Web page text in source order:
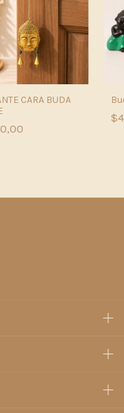
CARA BUDA